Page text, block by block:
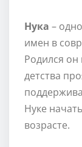
Нука –
имен в
Родился он
детства
Нуке
возрасте.